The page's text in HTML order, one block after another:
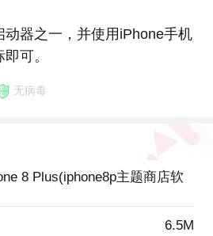
动器之一，并使用iPhone手机
可。
无病毒
8 Plus(iphone8p主题商店软
6.5M